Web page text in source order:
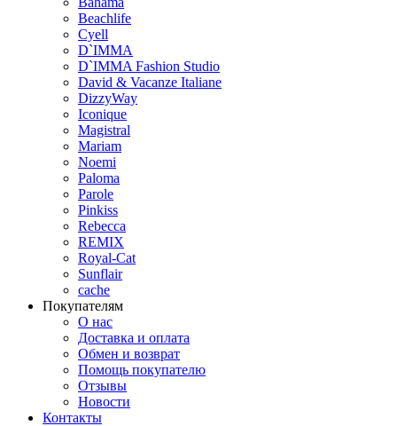
Beachlife
Cyell
D`IMMA
D`IMMA Fashion Studio
David & Vacanze Italiane
DizzyWay
Iconique
Magistral
Mariam
Noemi
Paloma
Parole
Pinkiss
Rebecca
REMIX
Royal-Cat
Sunflair
cache
Покупателям
О нас
Доставка и оплата
Обмен и возврат
Помощь покупателю
Отзывы
Новости
Контакты